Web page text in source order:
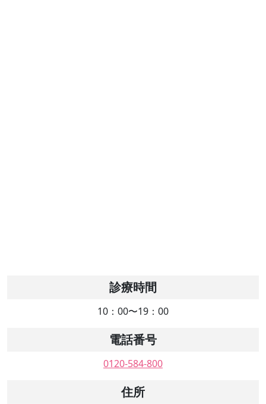
診療時間
10：00〜19：00
電話番号
0120-584-800
住所